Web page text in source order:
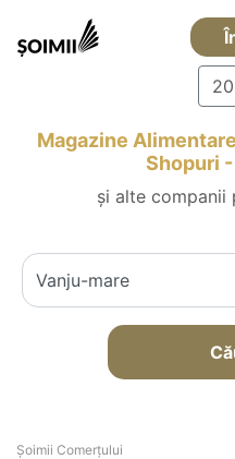
Magazine
Shopuri
și alte companii
Șoimii Comerțului